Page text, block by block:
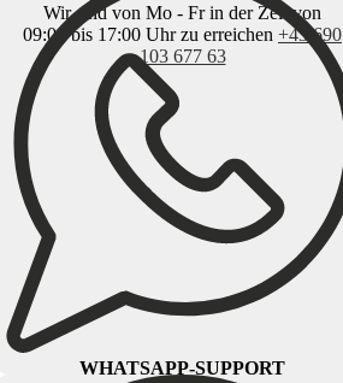
Wir sind von Mo - Fr in der Zeit von
09:00 bis 17:00 Uhr zu erreichen +43 690
103 677 63
WHATSAPP-SUPPORT